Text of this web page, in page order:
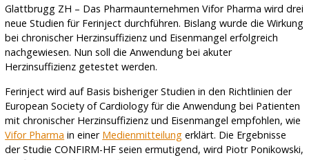
Glattbrugg ZH – Das Pharmaunternehmen Vifor Pharma wird drei
neue Studien für Ferinject durchführen. Bislang wurde die Wirkung
bei chronischer Herzinsuffizienz und Eisenmangel erfolgreich
nachgewiesen. Nun soll die Anwendung bei akuter
Herzinsuffizienz getestet werden.
Ferinject wird auf Basis bisheriger Studien in den Richtlinien der
European Society of Cardiology für die Anwendung bei Patienten
mit chronischer Herzinsuffizienz und Eisenmangel empfohlen, wie
Vifor Pharma in einer Medienmitteilung erklärt. Die Ergebnisse
der Studie CONFIRM-HF seien ermutigend, wird Piotr Ponikowski,